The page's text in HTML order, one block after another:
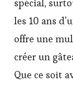
spécial,
les 10 ans
offre une
créer un
Que ce soit